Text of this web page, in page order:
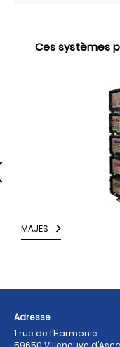
Ces systèmes
MAJES
Adresse
1 rue de l’Harmonie